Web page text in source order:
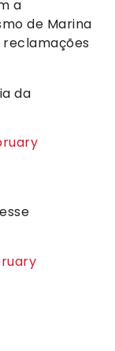
a
de Marina
reclamações
da